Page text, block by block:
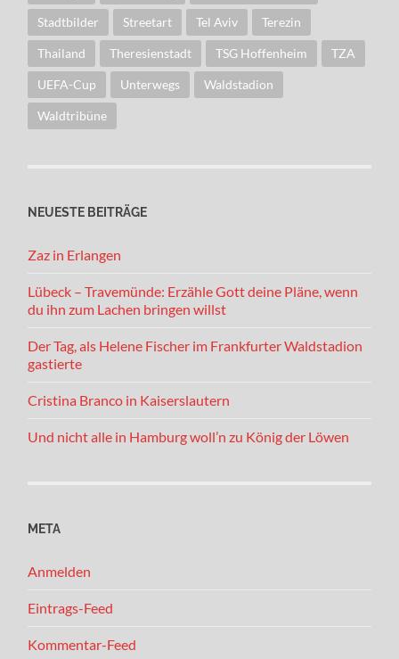
Stadtbilder Streetart Tel Aviv Terezin
Thailand Theresienstadt TSG Hoffenheim TZA
UEFA-Cup Unterwegs Waldstadion
Waldtribüne
NEUESTE BEITRÄGE
Zaz in Erlangen
Lübeck – Travemünde: Erzähle Gott deine Pläne, wenn
du ihn zum Lachen bringen willst
Der Tag, als Helene Fischer im Frankfurter Waldstadion
gastierte
Cristina Branco in Kaiserslautern
Und nicht alle in Hamburg woll’n zu König der Löwen
META
Anmelden
Eintrags-Feed
Kommentar-Feed